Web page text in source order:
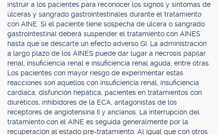
instruir a los pacientes para reconocer los signos y síntomas de
úlceras y sangrado gastrointestinales durante el tratamiento
con AINE. Si el paciente tiene sospecha de úlcera o sangrado
gastrointestinal deberá suspender el tratamiento con AINES
hasta que se descarte un efecto adverso GI. La administración
a largo plazo de los AINES puede dar lugar a necrosis papilar
renal, insuficiencia renal e insuficiencia renal aguda, entre otras.
Los pacientes con mayor riesgo de experimentar estas
reacciones son aquellos con insuficiencia renal, insuficiencia
cardiaca, disfunción hepática, pacientes en tratamientos con
diuréticos, inhibidores de la ECA, antagonistas de los
receptores de angiotensina II y ancianos. La interrupción del
tratamiento con el AINE es seguida generalmente por la
recuperación al estado pre-tratamiento. Al igual que con otros